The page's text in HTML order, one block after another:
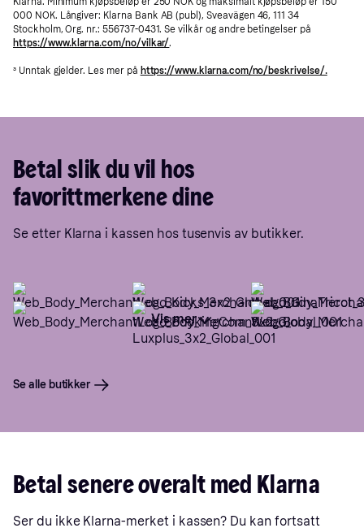
000 NOK. Långiver: Klarna Bank AB (publ), Sveavägen 46, 111 34
Stockholm, Org. nr.: 556737-0431. Se vilkår og andre betingelser på
https://www.klarna.com/no/vilkar/.
³ Unntak gjelder. Les mer på https://www.klarna.com/no/beskrivelse/.
Betal slik du vil hos
favorittmerkene dine
Se etter Klarna i kassen hos tusenvis av butikker.
Vis mer
Se alle butikker
Betal senere overalt med Klarna
Ser du ikke Klarna-merket i kassen? Du kan fortsatt